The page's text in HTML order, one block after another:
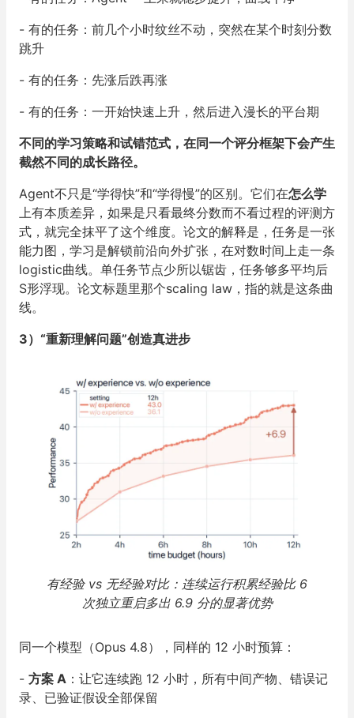
- 有的任务：前几个小时纹丝不动，突然在某个时刻分数
跳升
- 有的任务：先涨后跌再涨
- 有的任务：一开始快速上升，然后进入漫长的平台期
不同的学习策略和试错范式，在同一个评分框架下会产生
截然不同的成长路径。
Agent不只是“学得快”和“学得慢”的区别。它们在怎么学
上有本质差异，如果是只看最终分数而不看过程的评测方
式，就完全抹平了这个维度。论文的解释是，任务是一张
能力图，学习是解锁前沿向外扩张，在对数时间上走一条
logistic曲线。单任务节点少所以锯齿，任务够多平均后
S形浮现。论文标题里那个scaling law，指的就是这条曲
线。
3）“重新理解问题”创造真进步
有经验 vs 无经验对比：连续运行积累经验比 6
次独立重启多出 6.9 分的显著优势
同一个模型（Opus 4.8），同样的 12 小时预算：
- 方案 A ：让它连续跑 12 小时，所有中间产物、错误记
录、已验证假设全部保留